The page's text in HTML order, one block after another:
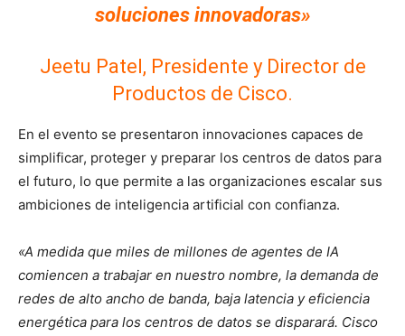
soluciones innovadoras»
Jeetu Patel, Presidente y Director de
Productos de Cisco.
En el evento se presentaron innovaciones capaces de
simplificar, proteger y preparar los centros de datos para
el futuro, lo que permite a las organizaciones escalar sus
ambiciones de inteligencia artificial con confianza.
«A medida que miles de millones de agentes de IA
comiencen a trabajar en nuestro nombre, la demanda de
redes de alto ancho de banda, baja latencia y eficiencia
energética para los centros de datos se disparará. Cisco